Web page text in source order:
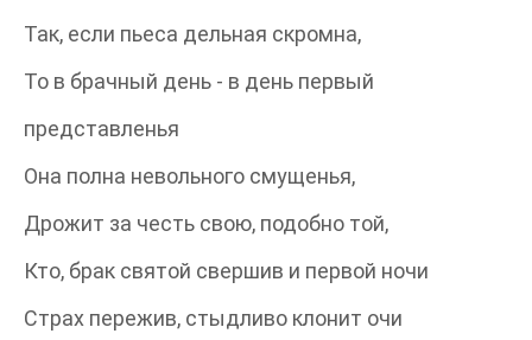
Так, если пьеса дельная скромна,
То в брачный день - в день первый
представленья
Она полна невольного смущенья,
Дрожит за честь свою, подобно той,
Кто, брак святой свершив и первой ночи
Страх пережив, стыдливо клонит очи